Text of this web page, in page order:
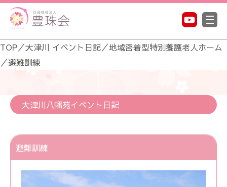
TOP／大津川 イベント日記／地域密着型特別養護老人ホーム
／避難訓練
大津川八幡苑イベント日記
避難訓練